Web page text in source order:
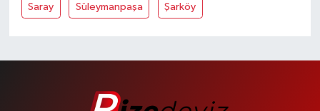
Saray Süleymanpaşa Şarköy